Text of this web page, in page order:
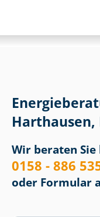
Harthausen,
Wir beraten
0158 - 886
oder Formular